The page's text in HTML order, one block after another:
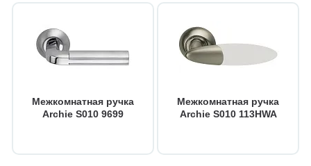
Межкомнатная ручка
Archie S010 9699
Межкомнатная ручка
Archie S010 113HWA